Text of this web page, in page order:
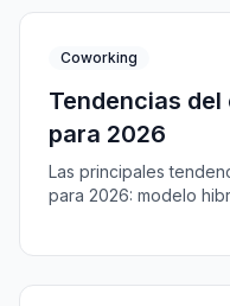
Coworking
Tendencias
para 2026
Las principales
para 2026: modelo